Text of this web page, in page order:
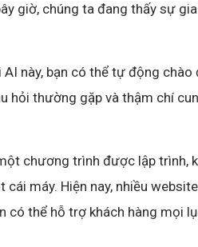
giờ, chúng ta đang thấy sự
này, bạn có thể tự động chào
hỏi thường gặp và thậm chí
chương trình được lập trình,
máy. Hiện nay, nhiều
có thể hỗ trợ khách hàng mọi
BNC Group trên